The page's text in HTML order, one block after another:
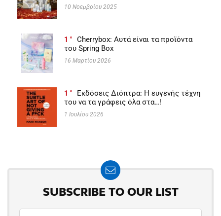
10 Νοεμβρίου 2025
1
Cherrybox: Αυτά είναι τα προϊόντα
του Spring Box
16 Μαρτίου 2026
1
Εκδόσεις Διόπτρα: Η ευγενής τέχνη
του να τα γράφεις όλα στα…!
1 Ιουλίου 2026
SUBSCRIBE TO OUR LIST